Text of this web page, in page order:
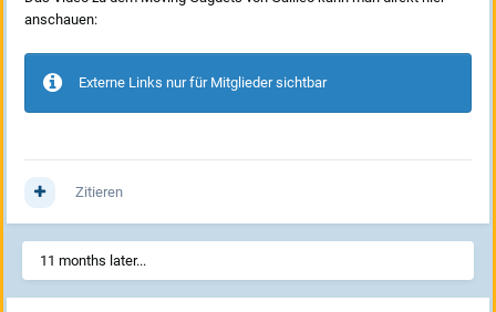
anschauen:
Externe Links nur für Mitglieder sichtbar
Zitieren
11 months later...